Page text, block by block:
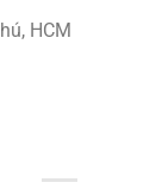
HCM